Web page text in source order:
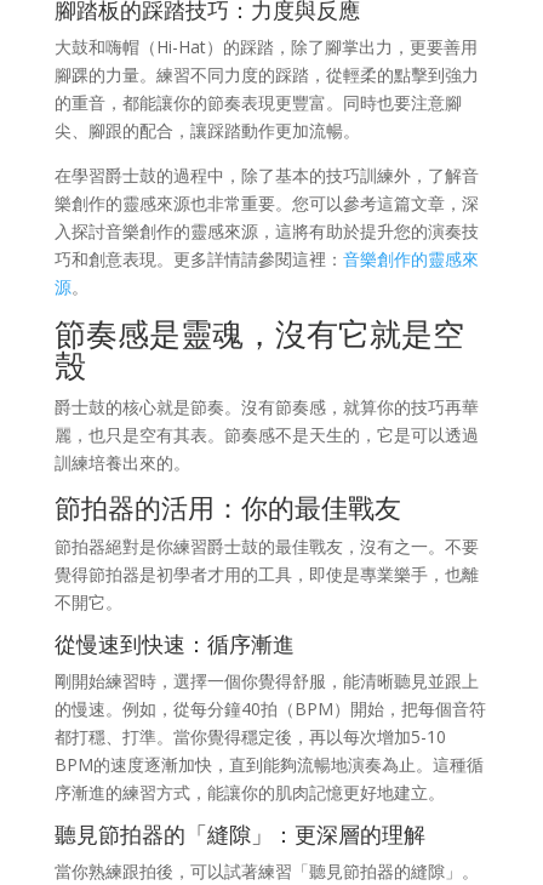
腳踏板的踩踏技巧：力度與反應
大鼓和嗨帽（Hi-Hat）的踩踏，除了腳掌出力，更要善用
腳踝的力量。練習不同力度的踩踏，從輕柔的點擊到強力
的重音，都能讓你的節奏表現更豐富。同時也要注意腳
尖、腳跟的配合，讓踩踏動作更加流暢。
在學習爵士鼓的過程中，除了基本的技巧訓練外，了解音
樂創作的靈感來源也非常重要。您可以參考這篇文章，深
入探討音樂創作的靈感來源，這將有助於提升您的演奏技
巧和創意表現。更多詳情請參閱這裡： 音樂創作的靈感來
源。
節奏感是靈魂，沒有它就是空
殼
爵士鼓的核心就是節奏。沒有節奏感，就算你的技巧再華
麗，也只是空有其表。節奏感不是天生的，它是可以透過
訓練培養出來的。
節拍器的活用：你的最佳戰友
節拍器絕對是你練習爵士鼓的最佳戰友，沒有之一。不要
覺得節拍器是初學者才用的工具，即使是專業樂手，也離
不開它。
從慢速到快速：循序漸進
剛開始練習時，選擇一個你覺得舒服，能清晰聽見並跟上
的慢速。例如，從每分鐘40拍（BPM）開始，把每個音符
都打穩、打準。當你覺得穩定後，再以每次增加5-10
BPM的速度逐漸加快，直到能夠流暢地演奏為止。這種循
序漸進的練習方式，能讓你的肌肉記憶更好地建立。
聽見節拍器的「縫隙」：更深層的理解
當你熟練跟拍後，可以試著練習「聽見節拍器的縫隙」。